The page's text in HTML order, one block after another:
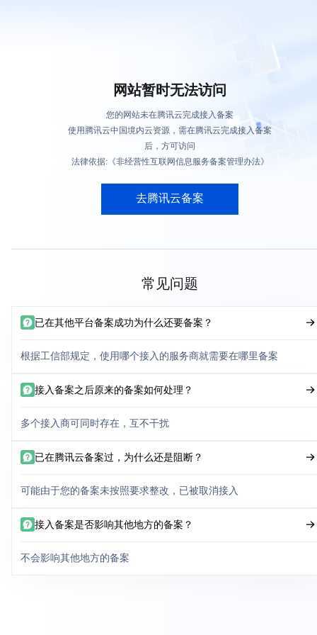
网站暂时无法访问
您的网站未在腾讯云完成接入备案
使用腾讯云中国境内云资源，需在腾讯云完成接入备案
后，方可访问
法律依据:《非经营性互联网信息服务备案管理办法》
去腾讯云备案
常见问题
已在其他平台备案成功为什么还要备案？
根据工信部规定，使用哪个接入的服务商就需要在哪里备案
接入备案之后原来的备案如何处理？
多个接入商可同时存在，互不干扰
已在腾讯云备案过，为什么还是阻断？
可能由于您的备案未按照要求整改，已被取消接入
接入备案是否影响其他地方的备案？
不会影响其他地方的备案